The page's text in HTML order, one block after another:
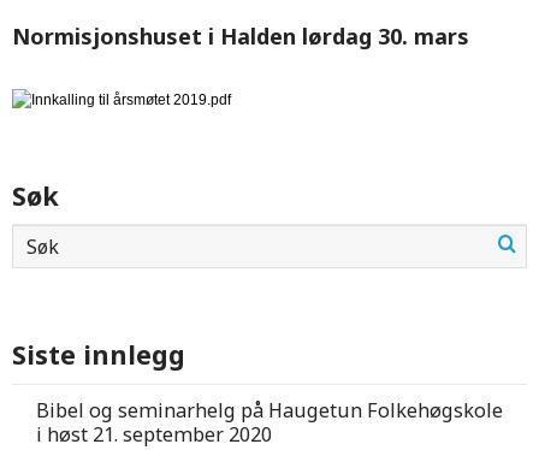
Normisjonshuset i Halden lørdag 30. mars
Søk
Siste innlegg
Bibel og seminarhelg på Haugetun Folkehøgskole
i høst 21. september 2020